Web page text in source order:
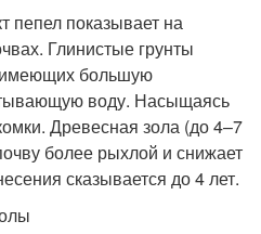
показывает на
Глинистые грунты
имеющих большую
воду. Насыщаясь
Древесная зола (до 4–7
более рыхлой и снижает
сказывается до 4 лет.